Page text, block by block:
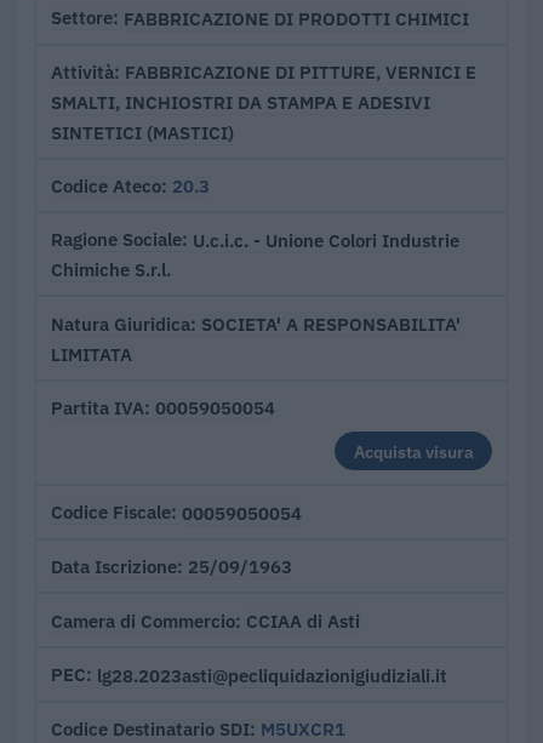
Settore FABBRICAZIONE DI PRODOTTI CHIMICI
Attività FABBRICAZIONE DI PITTURE, VERNICI E
SMALTI, INCHIOSTRI DA STAMPA E ADESIVI
SINTETICI (MASTICI)
Codice Ateco 20.3
Ragione Sociale U.c.i.c. - Unione Colori Industrie
Chimiche S.r.l.
Natura Giuridica SOCIETA' A RESPONSABILITA'
LIMITATA
Partita IVA 00059050054
Acquista visura
Codice Fiscale 00059050054
Data Iscrizione 25/09/1963
Camera di Commercio CCIAA di Asti
PEC lg28.2023asti@pecliquidazionigiudiziali.it
Codice Destinatario SDI M5UXCR1